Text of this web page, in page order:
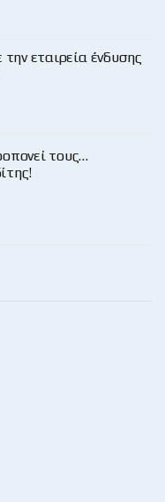
εταιρεία ένδυσης
τους…